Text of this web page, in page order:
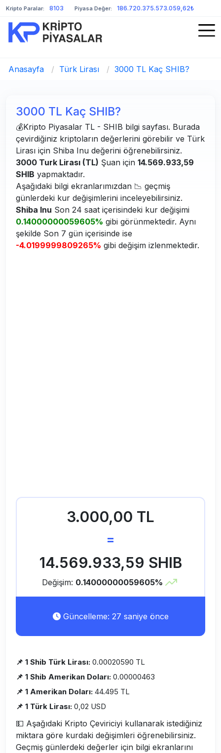
Kripto Paralar: 8103 Piyasa Değer: 186.720.375.573.059,62₺
Anasayfa / Türk Lirası / 3000 TL Kaç SHIB?
3000 TL Kaç SHIB?
💰Kripto Piyasalar TL - SHIB bilgi sayfası. Burada
çevirdiğiniz kriptoların değerlerini görebilir ve Türk
Lirası için Shiba Inu değerini öğrenebilirsiniz.
3000 Turk Lirası (TL) Şuan için 14.569.933,59
SHIB yapmaktadır.
Aşağıdaki bilgi ekranlarımızdan 📉 geçmiş
günlerdeki kur değişimlerini inceleyebilirsiniz.
Shiba Inu Son 24 saat içerisindeki kur değişimi
0.14000000059605% gibi görünmektedir. Aynı
şekilde Son 7 gün içerisinde ise
-4.0199999809265% gibi değişim izlenmektedir.
3.000,00 TL
=
14.569.933,59 SHIB
Değişim: 0.14000000059605%
Güncelleme: 27 saniye önce
📌 1 Shib Türk Lirası: 0.00020590 TL
📌 1 Shib Amerikan Doları: 0.00000463
📌 1 Amerikan Doları: 44.495 TL
📌 1 Türk Lirası: 0,02 USD
💵 Aşağıdaki Kripto Çeviriciyi kullanarak istediğiniz
miktara göre kurdaki değişimleri öğrenebilirsiniz.
Geçmiş günlerdeki değerler için bilgi ekranlarını